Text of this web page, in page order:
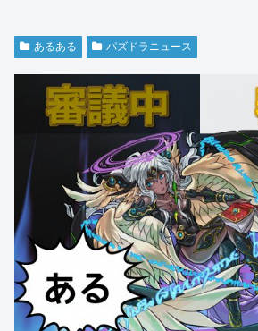
あるある パズドラニュース